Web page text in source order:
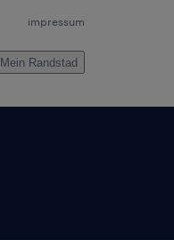
impressum
Mein Randstad